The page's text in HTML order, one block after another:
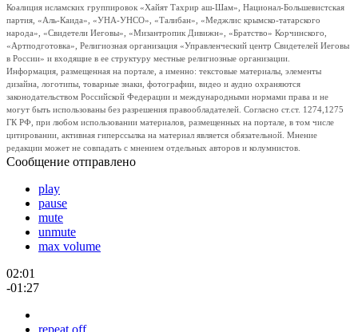
Коалиция исламских группировок «Хайят Тахрир аш-Шам», Национал-Большевистская
партия, «Аль-Каида», «УНА-УНСО», «Талибан», «Меджлис крымско-татарского
народа», «Свидетели Иеговы», «Мизантропик Дивижн», «Братство» Корчинского,
«Артподготовка», Религиозная организация «Управленческий центр Свидетелей Иеговы
в России» и входящие в ее структуру местные религиозные организации.
Информация, размещенная на портале, а именно: текстовые материалы, элементы
дизайна, логотипы, товарные знаки, фотографии, видео и аудио охраняются
законодательством Российской Федерации и международными нормами права и не
могут быть использованы без разрешения правообладателей. Согласно ст.ст. 1274,1275
ГК РФ, при любом использовании материалов, размещенных на портале, в том числе
цитировании, активная гиперссылка на материал является обязательной. Мнение
редакции может не совпадать с мнением отдельных авторов и колумнистов.
Сообщение отправлено
play
pause
mute
unmute
max volume
02:01
-01:27
repeat off